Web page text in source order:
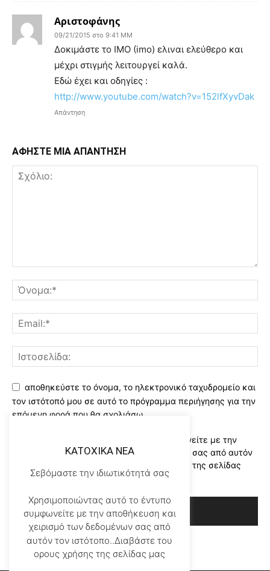
Αριστοφάνης
09/21/2015 στο 9:41 ΜΜ
Δοκιμάστε το ΙΜΟ (imo) ελιναι ελεύθερο και
μέχρι στιγμής λειτουργεί καλά.
Εδώ έχει και οδηγίες :
http://www.youtube.com/watch?v=152lfXyvDak
Απάντηση
ΑΦΗΣΤΕ ΜΙΑ ΑΠΑΝΤΗΣΗ
αποθηκεύστε το όνομα, το ηλεκτρονικό ταχυδρομείο και
τον ιστότοπό μου σε αυτό το πρόγραμμα περιήγησης για την
επόμενη φορά που θα σχολιάσω.
Χρησιμοποιώντας αυτό το έντυπο συμφωνείτε με την
αποθήκευση και χειρισμό των δεδομένων σας από αυτόν
τον ιστότοπο..Διαβάστε του ορους χρήσης της σελίδας
μας*
KATOXIKA NEA
Σεβόμαστε την ιδιωτικότητά σας
Χρησιμοποιώντας αυτό το έντυπο
συμφωνείτε με την αποθήκευση και
χειρισμό των δεδομένων σας από
αυτόν τον ιστότοπο..Διαβάστε του
ορους χρήσης της σελίδας μας